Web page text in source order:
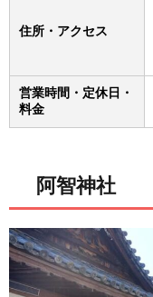
住所・アクセス
営業時間・定休日・
料金
阿智神社